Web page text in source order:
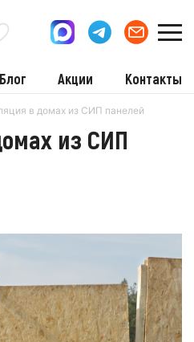
Блог Акции Контакты
в домах из СИП панелей
из СИП